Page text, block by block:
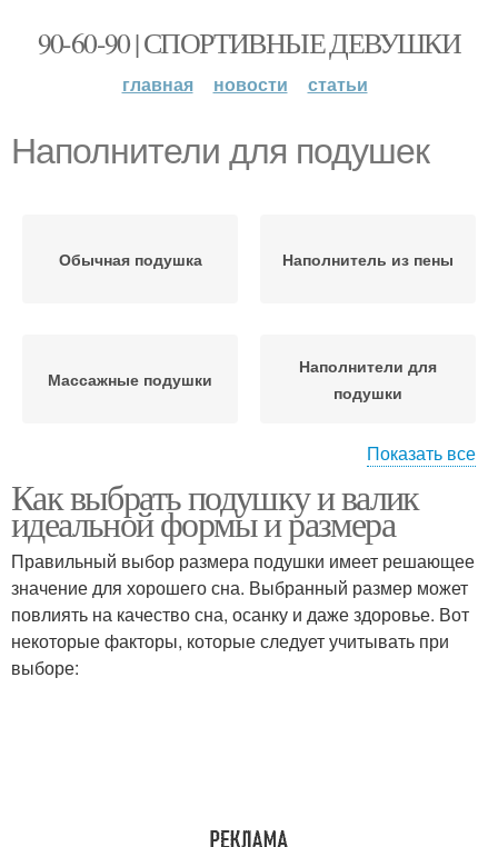
90-60-90 | СПОРТИВНЫЕ ДЕВУШКИ
главная новости статьи
Наполнители для подушек
Обычная подушка Наполнитель из пены
Массажные подушки
Наполнители для
подушки
Подушка для сна
подушки
Наполнитель для
подушек
Наполнители для
одеяла
Показать все
Как выбрать подушку и валик
идеальной формы и размера
Правильный выбор размера подушки имеет решающее
значение для хорошего сна. Выбранный размер может
повлиять на качество сна, осанку и даже здоровье. Вот
некоторые факторы, которые следует учитывать при
выборе: